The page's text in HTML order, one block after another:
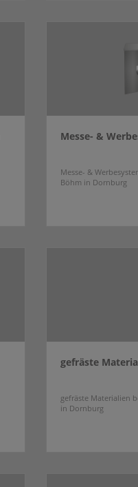
Messe- &
Messe- &
Böhm in Dornburg
gefräste
gefräste Materialien
in Dornburg